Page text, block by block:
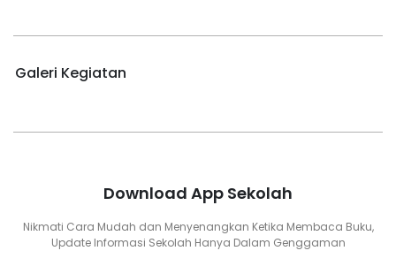
Galeri Kegiatan
Download App Sekolah
Nikmati Cara Mudah dan Menyenangkan Ketika Membaca Buku,
Update Informasi Sekolah Hanya Dalam Genggaman